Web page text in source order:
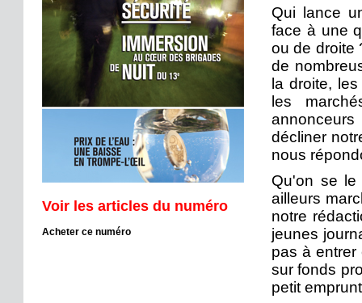
Voir les articles du numéro
Acheter ce numéro
Qui lance
face à une
ou de droite
de
la droite,
les
décliner
nous
Qu'on se
ailleurs
notre
jeunes
pas à entrer
sur fonds
petit